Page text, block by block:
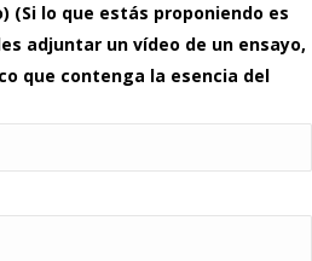
(Si lo que estás proponiendo es
adjuntar un vídeo de un ensayo,
que contenga la esencia del